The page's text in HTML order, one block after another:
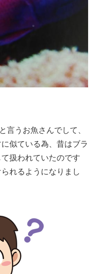
と言うお魚さんでして、
似ている為、昔はブラ
扱われていたのです
れるようになりまし